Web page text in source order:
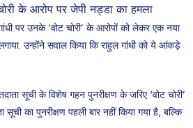
पर उनके ‘वोट चोरी’ के आरोपों को लेकर एक नया
उन्होंने सवाल किया कि राहुल गांधी को ये आंकड़े
सूची के विशेष गहन पुनरीक्षण के जरिए ‘वोट चोरी’
का पुनरीक्षण पहली बार नहीं किया गया है, बल्कि